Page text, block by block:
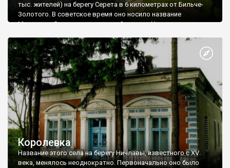
тыс. жителей) на берегу Серета в 6 километрах от Бильче-
Золотого. В советское время оно носило название
Межгорье. Сюда нет нормальной дороги. Нет, наверное, и
жизни обязательно надо. Это - одно из живописнейших мест
Тернопольщины наряду с Червоногрудом и Збручанским
каньоном. Монастырок привлекает не только пещерным
храмом, но и невероятно красивыми видами на долину
Серета.
Королевка
Название этого села на берегу Ничлавы, известного с XV
века, менялось неоднократно. Первоначально оно было